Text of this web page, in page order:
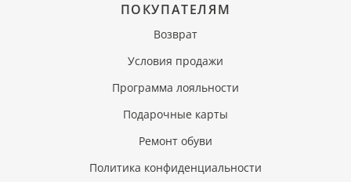
ПОКУПАТЕЛЯМ
Возврат
Условия продажи
Программа лояльности
Подарочные карты
Ремонт обуви
Политика конфиденциальности